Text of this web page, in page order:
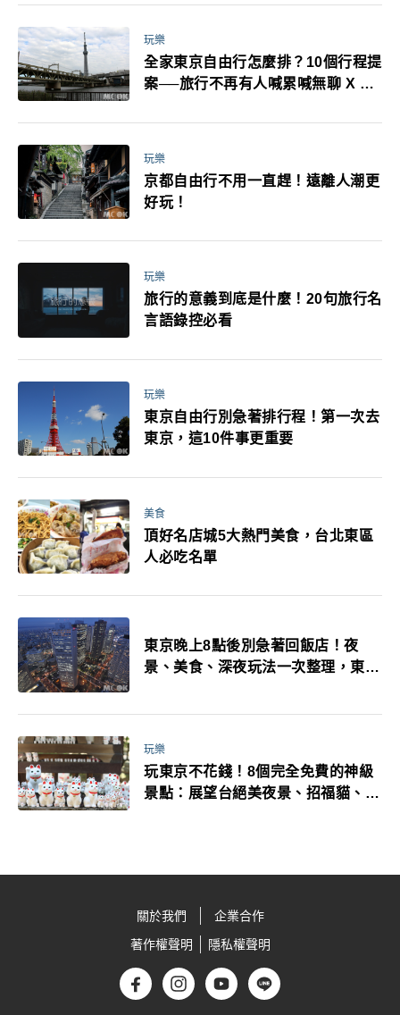
萬！注意事項一次看！
玩樂
全家東京自由行怎麼排？10個行程提
案──旅行不再有人喊累喊無聊 X 爸
玩樂
京都自由行不用一直趕！遠離人潮更
好玩！
玩樂
旅行的意義到底是什麼！20句旅行名
言語錄控必看
玩樂
東京自由行別急著排行程！第一次去
東京，這10件事更重要
美食
頂好名店城5大熱門美食，台北東區
人必吃名單
東京晚上8點後別急著回飯店！夜
景、美食、深夜玩法一次整理，東京
玩樂
玩東京不花錢！8個完全免費的神級
景點：展望台絕美夜景、招福貓、皇
關於我們
企業合作
著作權聲明
隱私權聲明